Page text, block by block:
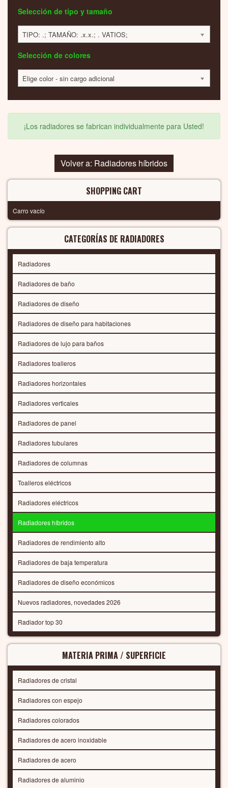
Selección de tipo y tamaño
TIPO: .; TAMAÑO: .x.x.; . VATIOS;
Selección de colores
Elige color - sin cargo adicional
¡Los radiadores se fabrican individualmente para Usted!
Volver a: Radiadores híbridos
SHOPPING CART
Carro vacío
CATEGORÍAS DE RADIADORES
Radiadores
Radiadores de baño
Radiadores de diseño
Radiadores de diseño para habitaciones
Radiadores de lujo para baños
Radiadores toalleros
Radiadores horizontales
Radiadores verticales
Radiadores de panel
Radiadores tubulares
Radiadores de columnas
Toalleros eléctricos
Radiadores eléctricos
Radiadores híbridos
Radiadores de rendimiento alto
Radiadores de baja temperatura
Radiadores de diseño económicos
Nuevos radiadores, novedades 2026
Radiador top 30
MATERIA PRIMA / SUPERFICIE
Radiadores de cristal
Radiadores con espejo
Radiadores colorados
Radiadores de acero inoxidable
Radiadores de acero
Radiadores de aluminio